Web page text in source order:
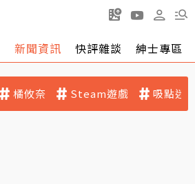
新聞資訊 快評雜談 紳士專區
橘攸奈 Steam遊戲 吸點迷